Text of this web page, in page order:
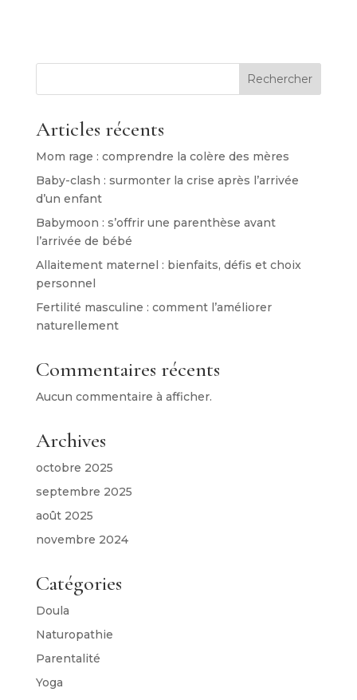
Rechercher
Articles récents
Mom rage : comprendre la colère des mères
Baby-clash : surmonter la crise après l’arrivée
d’un enfant
Babymoon : s’offrir une parenthèse avant
l’arrivée de bébé
Allaitement maternel : bienfaits, défis et choix
personnel
Fertilité masculine : comment l’améliorer
naturellement
Commentaires récents
Aucun commentaire à afficher.
Archives
octobre 2025
septembre 2025
août 2025
novembre 2024
Catégories
Doula
Naturopathie
Parentalité
Yoga